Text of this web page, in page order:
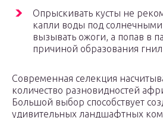
Опрыскивать кусты не
капли воды под
вызывать ожоги, а попав в
причиной образования
Современная селекция
количество разновидностей
Большой выбор способствует
удивительных ландшафтных